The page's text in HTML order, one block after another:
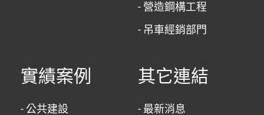
- 營造鋼構工程
- 吊車經銷部門
實績案例
- 公共建設
其它連結
- 最新消息